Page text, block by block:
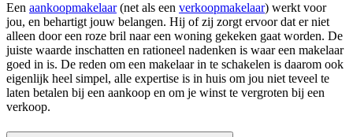
Een aankoopmakelaar(net als een verkoopmakelaar) werkt voor
jou, en behartigt jouw belangen. Hij of zij zorgt ervoor dat er niet
alleen door een roze bril naar een woning gekeken gaat worden. De
juiste waarde inschatten en rationeel nadenken is waar een makelaar
goed in is. De reden om een makelaar in te schakelen is daarom ook
eigenlijk heel simpel, alle expertise is in huis om jou niet teveel te
laten betalen bij een aankoop en om je winst te vergroten bij een
verkoop.